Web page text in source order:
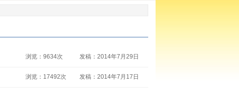
浏览：9634次 发稿：2014年7月29日
浏览：17492次 发稿：2014年7月17日